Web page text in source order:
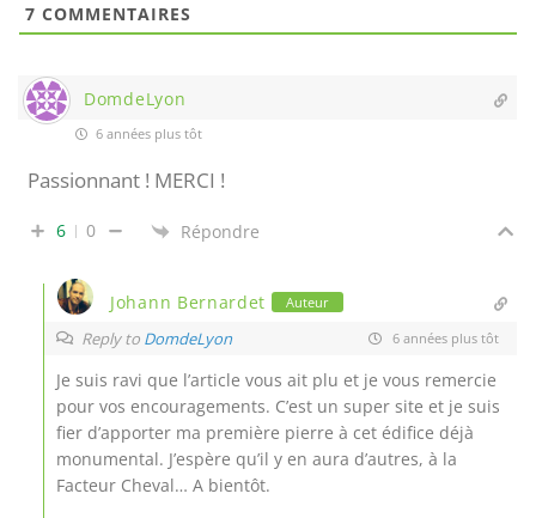
7 COMMENTAIRES
DomdeLyon
6 années plus tôt
Passionnant ! MERCI !
6 0 Répondre
Johann Bernardet Auteur
Reply to DomdeLyon 6 années plus tôt
Je suis ravi que l’article vous ait plu et je vous remercie
pour vos encouragements. C’est un super site et je suis
fier d’apporter ma première pierre à cet édifice déjà
monumental. J’espère qu’il y en aura d’autres, à la
Facteur Cheval… A bientôt.